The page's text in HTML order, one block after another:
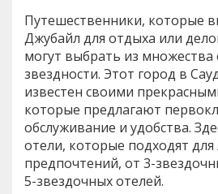
Путешественники, которые
Джубайл для отдыха или
могут выбрать из множества
звездности. Этот город в
известен своими
которые предлагают
обслуживание и удобства.
отели, которые подходят
предпочтений, от 3-
5-звездочных отелей.